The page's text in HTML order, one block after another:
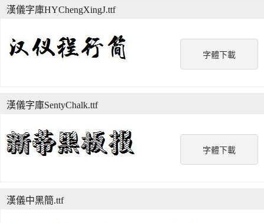
字體下載
漢儀字庫HYChengXingJ.ttf
字體下載
漢儀字庫SentyChalk.ttf
漢儀中黑簡.ttf